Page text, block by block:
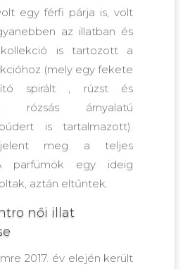
egy férfi párja is, volt
az illatban és
is tartozott a
(mely egy fekete
spirált , rúzst és
rózsás árnyalatú
is tartalmazott).
jelent meg a teljes
parfümök egy ideig
aztán eltűntek.
női illat
2017. év elején került